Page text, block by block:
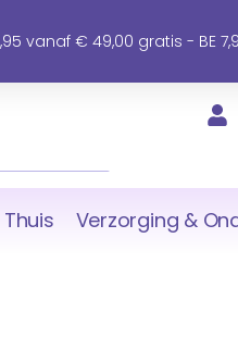
vanaf € 49,00 gratis - BE
Verzorging &